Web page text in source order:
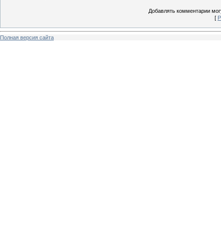
Добавлять комментарии
[
Полная версия сайта